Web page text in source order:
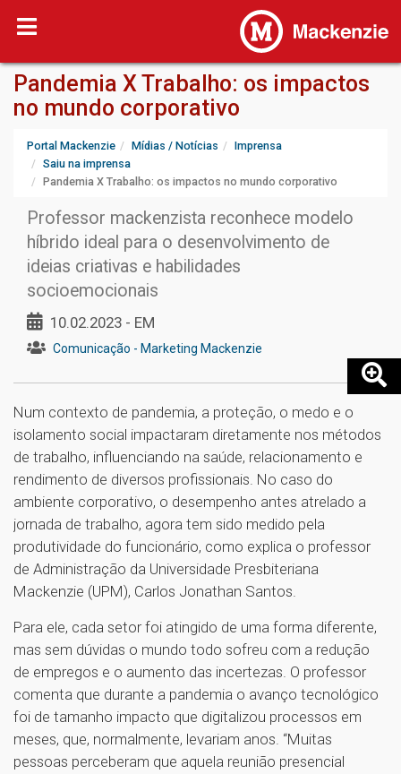
Pandemia X Trabalho: os impactos
no mundo corporativo
Portal Mackenzie Mídias / Notícias
Imprensa
Saiu na imprensa
Pandemia X Trabalho: os impactos no mundo corporativo
Professor mackenzista reconhece modelo
híbrido ideal para o desenvolvimento de
ideias criativas e habilidades
socioemocionais
10.02.2023 - EM
Comunicação - Marketing Mackenzie
Num contexto de pandemia, a proteção, o medo e o
isolamento social impactaram diretamente nos métodos
de trabalho, influenciando na saúde, relacionamento e
rendimento de diversos profissionais. No caso do
ambiente corporativo, o desempenho antes atrelado a
jornada de trabalho, agora tem sido medido pela
produtividade do funcionário, como explica o professor
de Administração da Universidade Presbiteriana
Mackenzie (UPM), Carlos Jonathan Santos.
Para ele, cada setor foi atingido de uma forma diferente,
mas sem dúvidas o mundo todo sofreu com a redução
de empregos e o aumento das incertezas. O professor
comenta que durante a pandemia o avanço tecnológico
foi de tamanho impacto que digitalizou processos em
meses, que, normalmente, levariam anos. “Muitas
pessoas perceberam que aquela reunião presencial